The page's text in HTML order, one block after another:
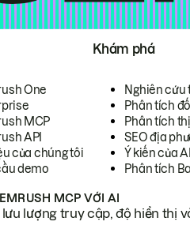
One
MCP
API
của chúng tôi
demo
Khám phá
Nghiên cứu
Phân tích
Phân tích
SEO địa
Ý kiến của
Phân tích
MCP VỚI AI
lưu lượng truy cập, độ hiển thị